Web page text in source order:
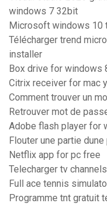
windows 7 32bit
Microsoft windows 10
Télécharger trend
installer
Box drive for windows
Citrix receiver for mac
Comment trouver un
Retrouver mot de
Adobe flash player for
Flouter une partie
Netflix app for pc free
Telecharger tv
Full ace tennis
Programme tnt gratuit